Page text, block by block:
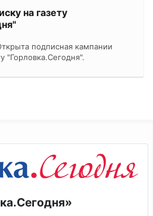
на газету
подписная кампании
"Горловка.Сегодня".